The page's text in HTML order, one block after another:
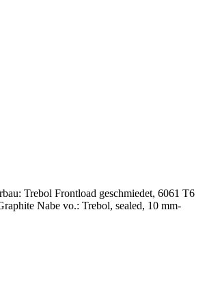
Trebol Frontload geschmiedet, 6061 T6
Nabe vo.: Trebol, sealed, 10 mm-